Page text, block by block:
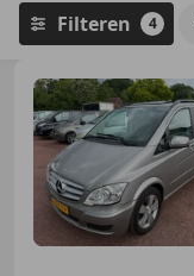
Filteren 4